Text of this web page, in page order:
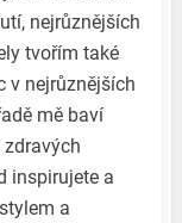
nejrůznějších
tvořím také
v nejrůznějších
mě baví
inspirujete a
a